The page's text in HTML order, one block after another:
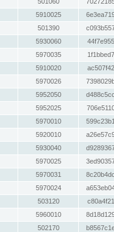
5910025
501390
5930060
5970035
5910020
5970026
5952050
5952025
5970010
5920010
5930040
5970025
5970031
5970024
503120
5960010
502170